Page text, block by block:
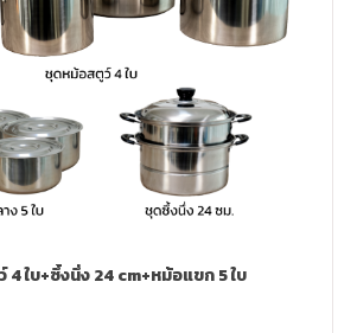
4 ใบ+ซึ้งนึ่ง 24 cm+หม้อแขก 5 ใบ